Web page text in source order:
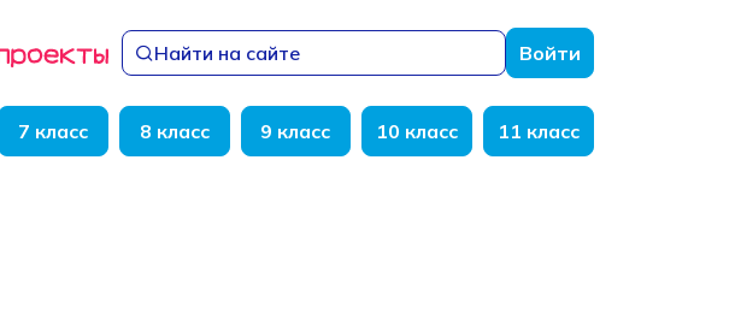
Найти на сайте Войти
7 класс 8 класс 9 класс 10 класс 11 класс